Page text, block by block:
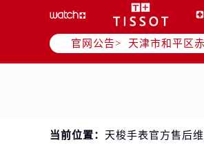
官网公告>
北京市朝阳区
天津市和平区
上海市徐汇区
上海市黄浦区
常州市新北区
扬州市邗江区
当前位置： 天梭手表官方售后